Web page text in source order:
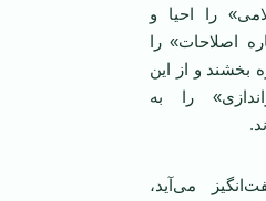
را احیا و
اصلاحات» را
بخشند و از این
را به
می‌آید،